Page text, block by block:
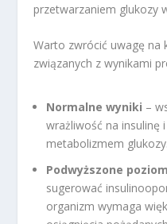
przetwarzaniem glukozy
Warto zwrócić uwagę na
związanych z wynikami
Normalne wyniki –
wrażliwość na insulinę
metabolizmem glukozy.
Podwyższone
sugerować
organizm wymaga